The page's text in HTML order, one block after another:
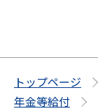
トップページ
年金等給付